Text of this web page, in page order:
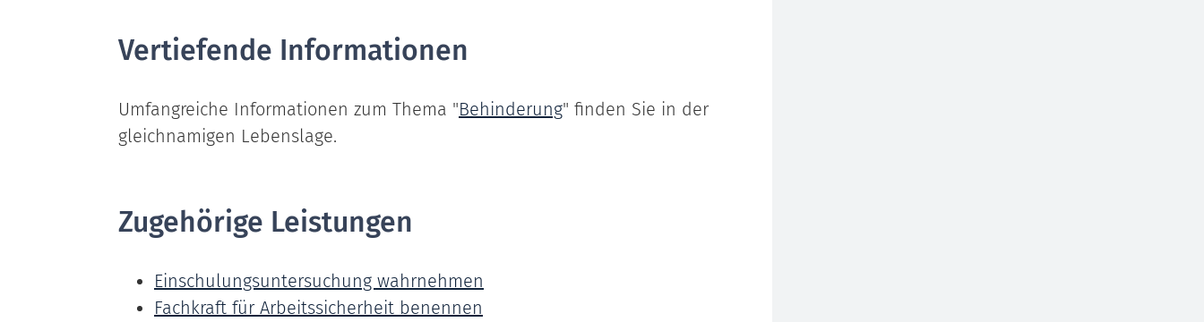
Vertiefende Informationen
Umfangreiche Informationen zum Thema "Behinderung" finden Sie in der
gleichnamigen Lebenslage.
Zugehörige Leistungen
Einschulungsuntersuchung wahrnehmen
Fachkraft für Arbeitssicherheit benennen